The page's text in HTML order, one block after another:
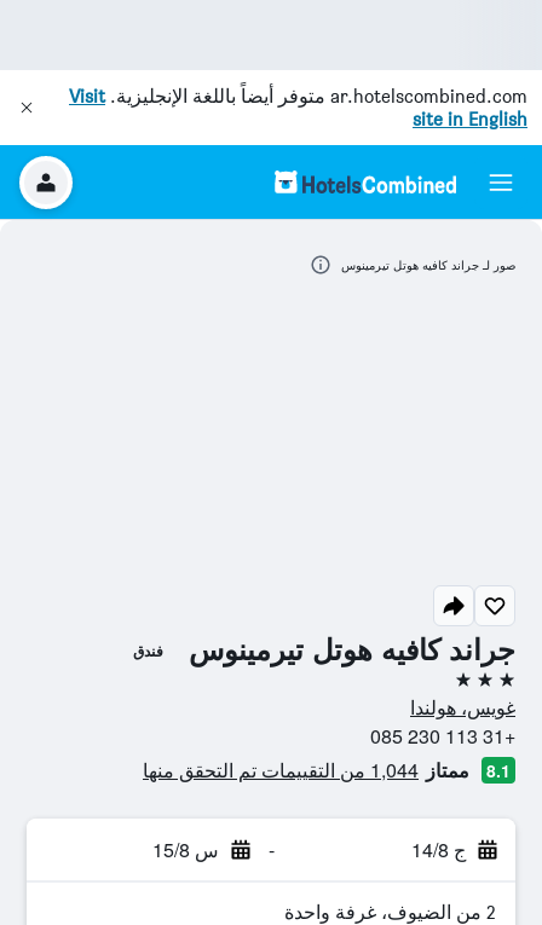
ar.hotelscombined.com متوفر أيضاً باللغة الإنجليزية.Visit
site in English
جراند كافيه هوتل تيرمينوس فندق
3 نجوم
غويس، هولندا
+31 113 230 085
8.1 ممتاز 1,044 من التقييمات تم التحقق منها
ج 14/8 - س 15/8
2 من الضيوف، غرفة واحدة
صور لـ جراند كافيه هوتل تيرمينوس